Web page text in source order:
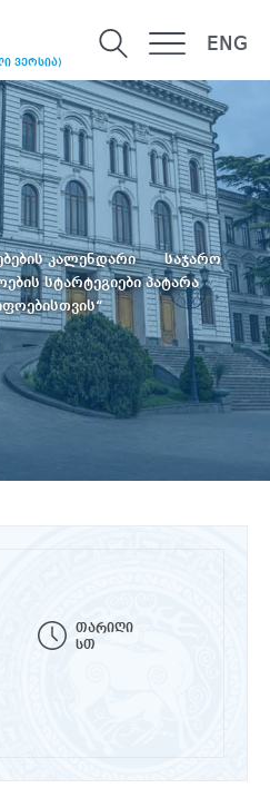
ვერსია)
ENG
კალენდარი
საჯარო
სტარტეგიები პატარა
თარიღი
სთ